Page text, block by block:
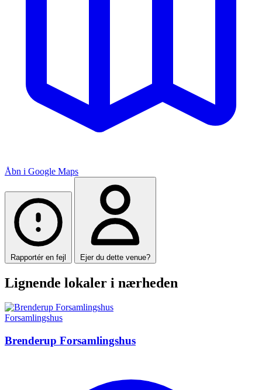
Åbn i Google Maps
Rapportér en fejl Ejer du dette venue?
Lignende lokaler i nærheden
Forsamlingshus
Brenderup Forsamlingshus